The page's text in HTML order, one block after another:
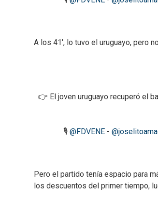
A los 41', lo tuvo el uruguayo, pero
👉 El joven uruguayo recuperó el
🎙 @FDVENE -
Pero el partido tenía espacio para
los descuentos del primer tiempo,